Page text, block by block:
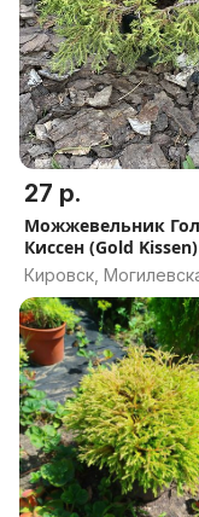
27 р.
Можжевельник
Киссен (Gold Kissen)
Кировск,
область